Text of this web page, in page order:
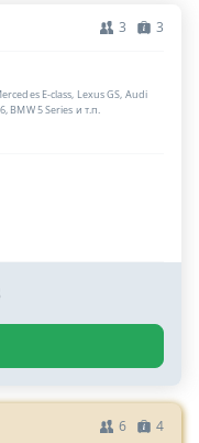
3 3
E-class, Lexus GS, Audi
BMW 5 Series и т.п.
6 4